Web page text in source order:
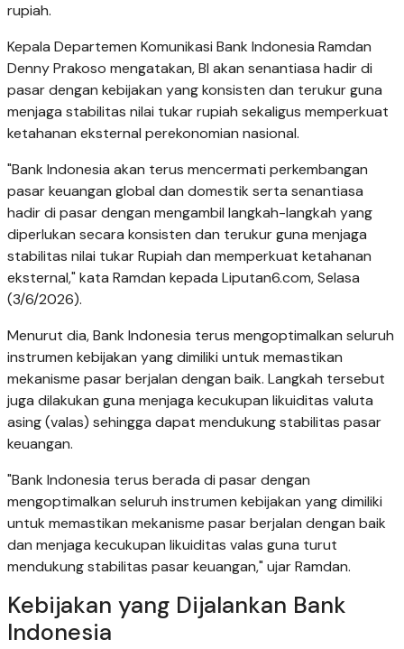
rupiah.
Kepala Departemen Komunikasi Bank Indonesia Ramdan
Denny Prakoso mengatakan, BI akan senantiasa hadir di
pasar dengan kebijakan yang konsisten dan terukur guna
menjaga stabilitas nilai tukar rupiah sekaligus memperkuat
ketahanan eksternal perekonomian nasional.
"Bank Indonesia akan terus mencermati perkembangan
pasar keuangan global dan domestik serta senantiasa
hadir di pasar dengan mengambil langkah-langkah yang
diperlukan secara konsisten dan terukur guna menjaga
stabilitas nilai tukar Rupiah dan memperkuat ketahanan
eksternal," kata Ramdan kepada Liputan6.com, Selasa
(3/6/2026).
Menurut dia, Bank Indonesia terus mengoptimalkan seluruh
instrumen kebijakan yang dimiliki untuk memastikan
mekanisme pasar berjalan dengan baik. Langkah tersebut
juga dilakukan guna menjaga kecukupan likuiditas valuta
asing (valas) sehingga dapat mendukung stabilitas pasar
keuangan.
"Bank Indonesia terus berada di pasar dengan
mengoptimalkan seluruh instrumen kebijakan yang dimiliki
untuk memastikan mekanisme pasar berjalan dengan baik
dan menjaga kecukupan likuiditas valas guna turut
mendukung stabilitas pasar keuangan," ujar Ramdan.
Kebijakan yang Dijalankan Bank
Indonesia